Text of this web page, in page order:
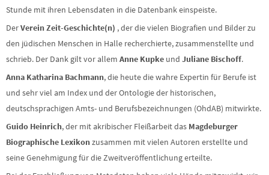
Stunde mit ihren Lebensdaten in die Datenbank einspeiste.
DerVereinZeit-Geschichte(n) , der die vielen Biografien und Bilder zu
den jüdischen Menschen in Halle recherchierte, zusammenstellte und
schrieb. Der Dank gilt vor allem Anne Kupke und Juliane Bischoff.
Anna Katharina Bachmann, die heute die wahre Expertin für Berufe ist
und sehr viel am Index und der Ontologie der historischen,
deutschsprachigen Amts- und Berufsbezeichnungen (OhdAB) mitwirkte.
Guido Heinrich, der mit akribischer Fleißarbeit das Magdeburger
Biographische Lexikonzusammen mit vielen Autoren erstellte und
seine Genehmigung für die Zweitveröffentlichung erteilte.